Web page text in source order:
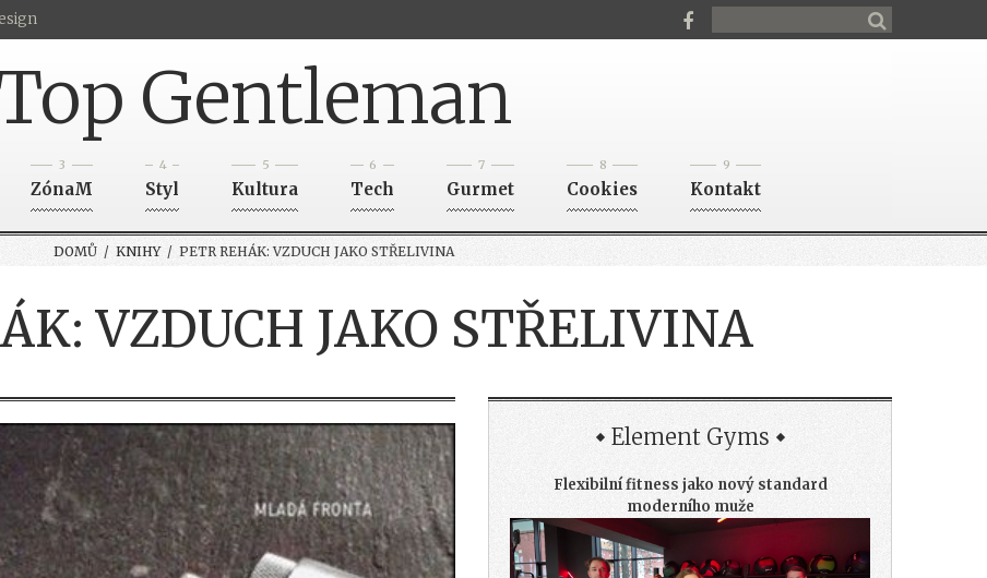
Gentleman
3
ZónaM
4
Styl
5
Kultura
6
Tech
7
Gurmet
8
Cookies
9
Kontakt
DOMŮ/ KNIHY/ PETR REHÁK: VZDUCH JAKO STŘELIVINA
VZDUCH JAKO STŘELIVINA
Element Gyms
Flexibilní fitness jako nový standard
moderního muže